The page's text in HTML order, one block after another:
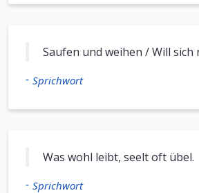
Saufen und weihen / Will sich
- Sprichwort
Was wohl leibt, seelt oft übel.
- Sprichwort